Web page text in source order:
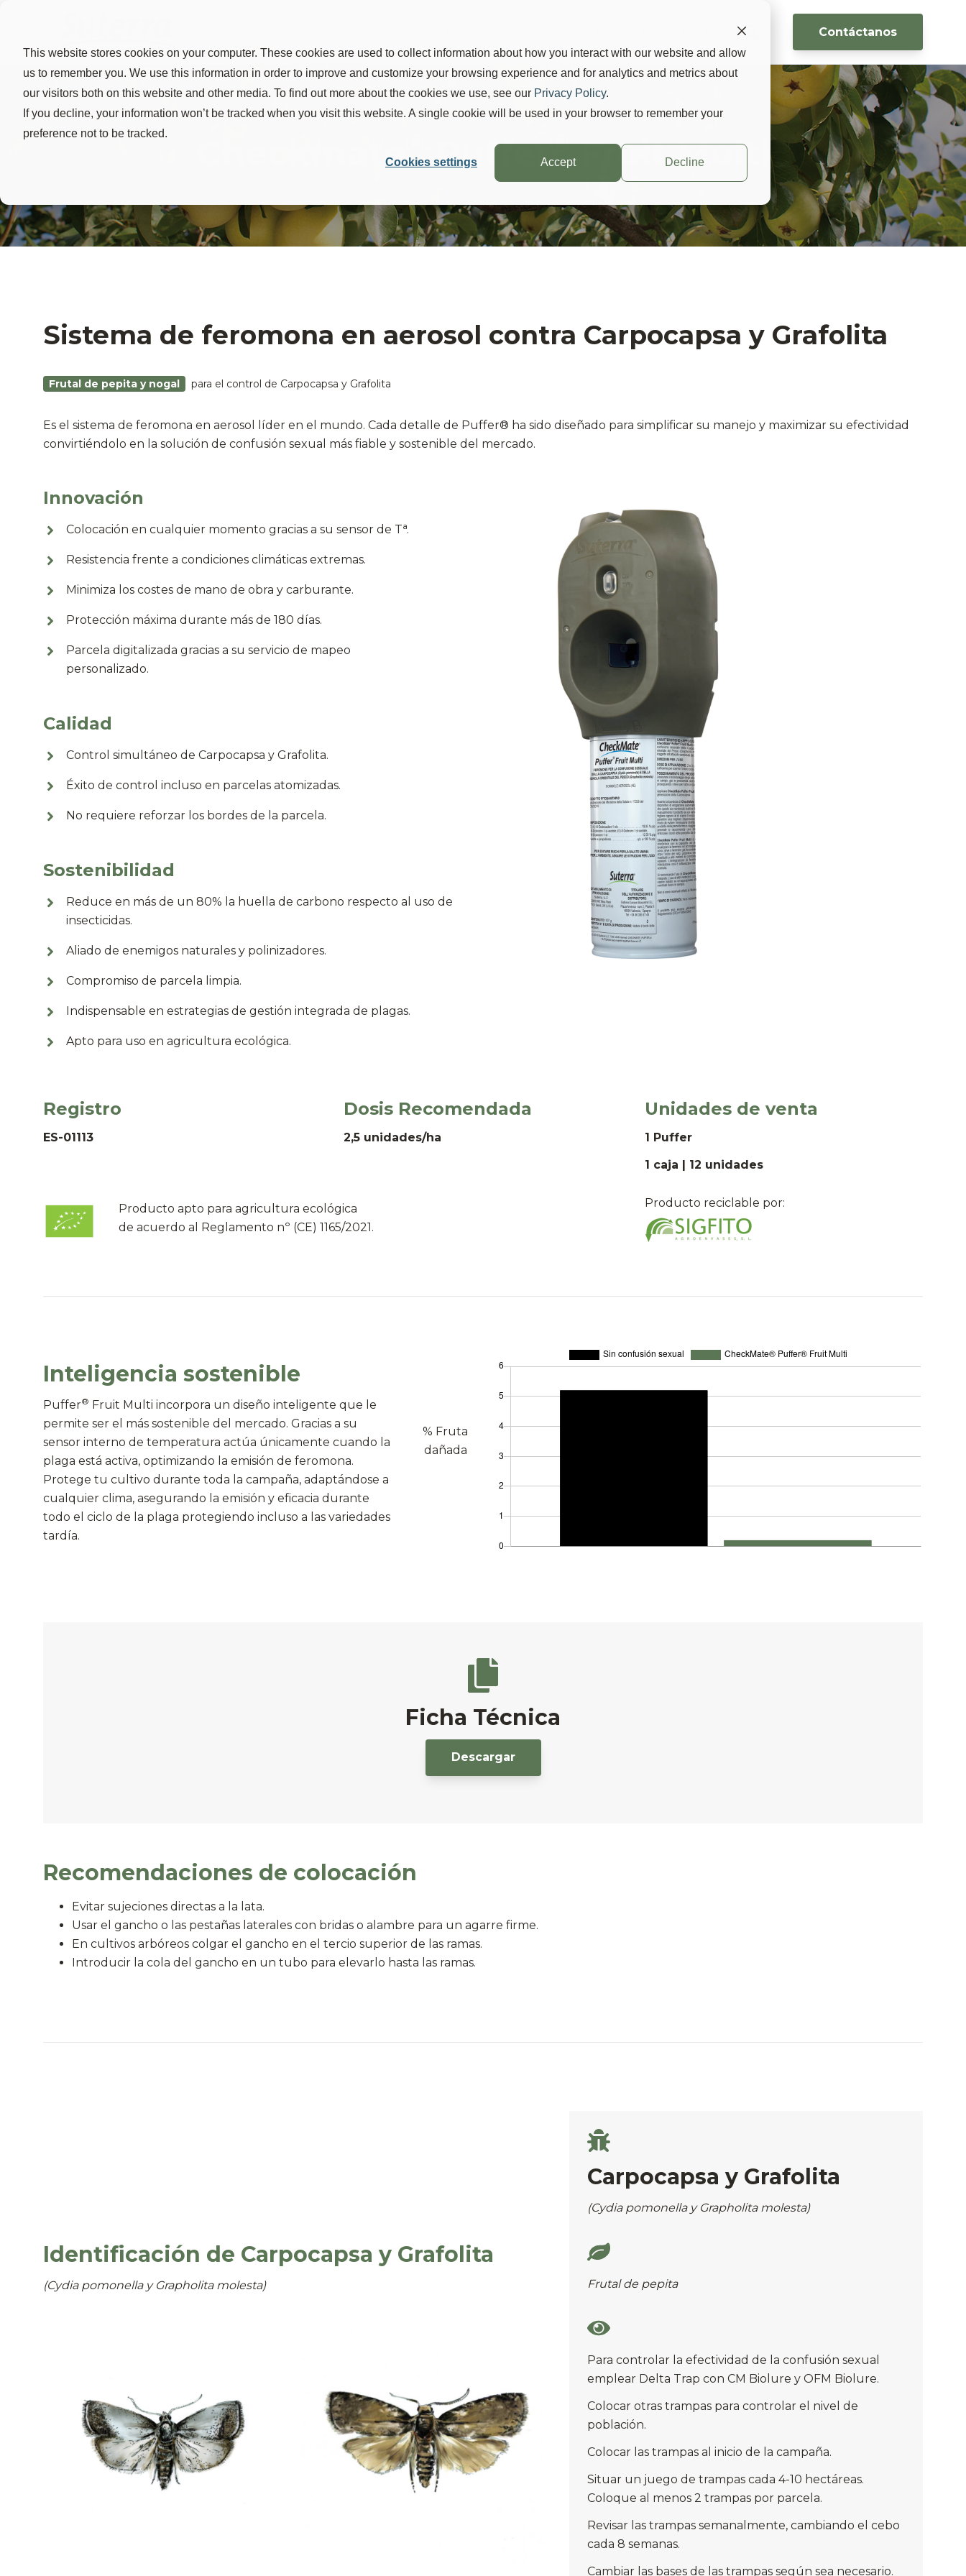
This website stores cookies on your computer. These cookies are used to collect information about how you interact with our website and allow
us to remember you. We use this information in order to improve and customize your browsing experience and for analytics and metrics about
our visitors both on this website and other media. To find out more about the cookies we use, see our Privacy Policy.
If you decline, your information won’t be tracked when you visit this website. A single cookie will be used in your browser to remember your
preference not to be tracked.
Cookies settings Accept Decline
Contáctanos
Checkmate Puffer®Fruit Multi
Sistema de feromona en aerosol contra Carpocapsa y Grafolita
Frutal de pepita y nogal para el control de Carpocapsa y Grafolita
Es el sistema de feromona en aerosol líder en el mundo. Cada detalle de Puffer® ha sido diseñado para simplificar su manejo y maximizar su efectividad
convirtiéndolo en la solución de confusión sexual más fiable y sostenible del mercado.
Innovación
Colocación en cualquier momento gracias a su sensor de Tª.
Resistencia frente a condiciones climáticas extremas.
Minimiza los costes de mano de obra y carburante.
Protección máxima durante más de 180 días.
Parcela digitalizada gracias a su servicio de mapeo
personalizado.
Calidad
Control simultáneo de Carpocapsa y Grafolita.
Éxito de control incluso en parcelas atomizadas.
No requiere reforzar los bordes de la parcela.
Sostenibilidad
Reduce en más de un 80% la huella de carbono respecto al uso de
insecticidas.
Aliado de enemigos naturales y polinizadores.
Compromiso de parcela limpia.
Indispensable en estrategias de gestión integrada de plagas.
Apto para uso en agricultura ecológica.
Registro
ES-01113
Dosis Recomendada
2,5 unidades/ha
Unidades de venta
1 Puffer
1 caja | 12 unidades
Producto apto para agricultura ecológica
de acuerdo al Reglamento nº (CE) 1165/2021.
Producto reciclable por:
Inteligencia sostenible
Puffer® Fruit Multi incorpora un diseño inteligente que le
permite ser el más sostenible del mercado. Gracias a su
sensor interno de temperatura actúa únicamente cuando la
plaga está activa, optimizando la emisión de feromona.
Protege tu cultivo durante toda la campaña, adaptándose a
cualquier clima, asegurando la emisión y eficacia durante
todo el ciclo de la plaga protegiendo incluso a las variedades
tardía.
% Fruta
dañada
Ficha Técnica
Descargar
Recomendaciones de colocación
Evitar sujeciones directas a la lata.
Usar el gancho o las pestañas laterales con bridas o alambre para un agarre firme.
En cultivos arbóreos colgar el gancho en el tercio superior de las ramas.
Introducir la cola del gancho en un tubo para elevarlo hasta las ramas.
Identificación de Carpocapsa y Grafolita
(Cydia pomonella y Grapholita molesta)
Carpocapsa y Grafolita
(Cydia pomonella y Grapholita molesta)
Frutal de pepita
Para controlar la efectividad de la confusión sexual
emplear Delta Trap con CM Biolure y OFM Biolure.
Colocar otras trampas para controlar el nivel de
población.
Colocar las trampas al inicio de la campaña.
Situar un juego de trampas cada 4-10 hectáreas.
Coloque al menos 2 trampas por parcela.
Revisar las trampas semanalmente, cambiando el cebo
cada 8 semanas.
Cambiar las bases de las trampas según sea necesario.